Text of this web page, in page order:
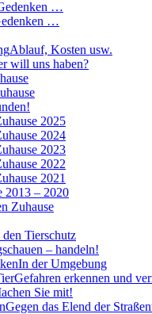
…
…
Ablauf, Kosten usw.
will uns haben?
2025
2024
2023
2022
2021
– 2020
Zuhause
Tierschutz
– handeln!
In der Umgebung
Gefahren erkennen und
Sie mit!
Gegen das Elend der